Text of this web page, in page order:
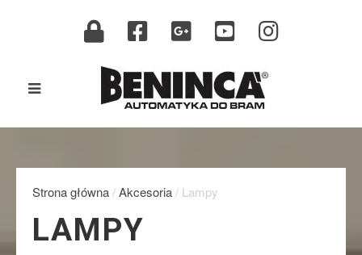
Strona główna/Akcesoria/ Lampy
LAMPY